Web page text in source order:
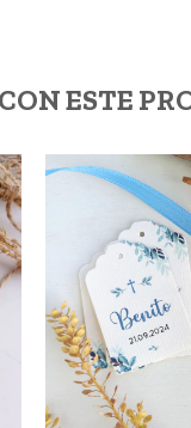
ESTE